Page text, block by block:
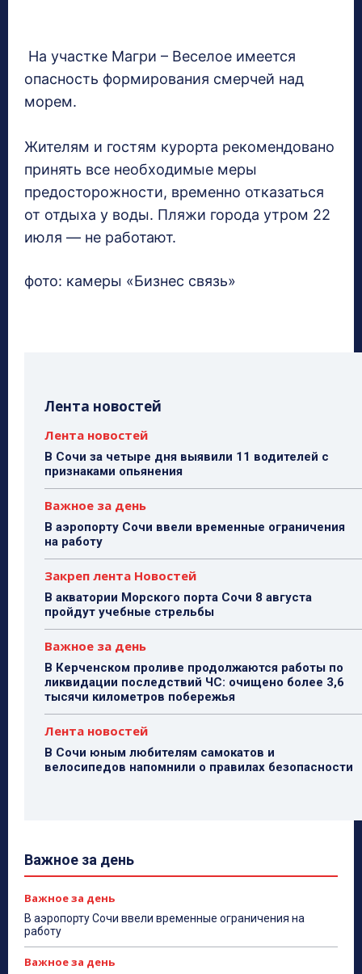
На участке Магри – Веселое имеется
опасность формирования смерчей над
морем.
Жителям и гостям курорта рекомендовано
принять все необходимые меры
предосторожности, временно отказаться
от отдыха у воды. Пляжи города утром 22
июля — не работают.
фото: камеры «Бизнес связь»
Лента новостей
Лента новостей
В Сочи за четыре дня выявили 11 водителей с
признаками опьянения
Важное за день
В аэропорту Сочи ввели временные ограничения
на работу
Закреп лента Новостей
В акватории Морского порта Сочи 8 августа
пройдут учебные стрельбы
Важное за день
В Керченском проливе продолжаются работы по
ликвидации последствий ЧС: очищено более 3,6
тысячи километров побережья
Лента новостей
В Сочи юным любителям самокатов и
велосипедов напомнили о правилах безопасности
Важное за день
Важное за день
В аэропорту Сочи ввели временные ограничения на
работу
Важное за день